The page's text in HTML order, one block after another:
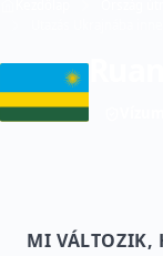
MI VÁLTOZIK,